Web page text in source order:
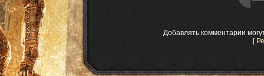
Добавлять комментарии
[